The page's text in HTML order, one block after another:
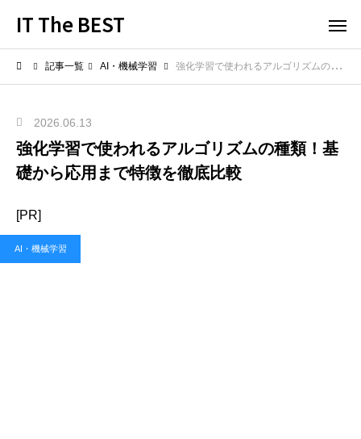
IT The BEST
記事一覧 AI・機械学習 強化学習で使われるアルゴリズムの種類！基礎から応用まで特徴を徹底比較
2026.06.13
強化学習で使われるアルゴリズムの種類！基
礎から応用まで特徴を徹底比較
[PR]
AI・機械学習